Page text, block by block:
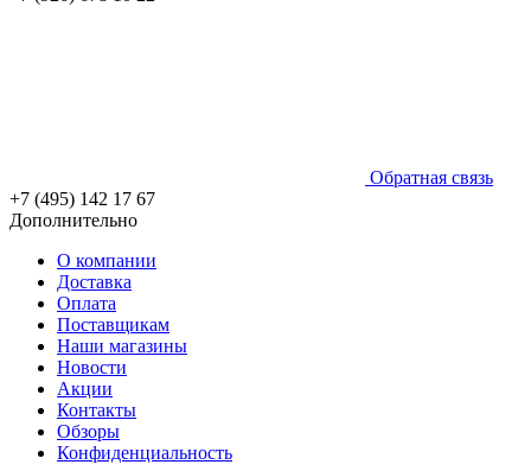
Обратная связь
+7 (495) 142 17 67
Дополнительно
О компании
Доставка
Оплата
Поставщикам
Наши магазины
Новости
Акции
Контакты
Обзоры
Конфиденциальность